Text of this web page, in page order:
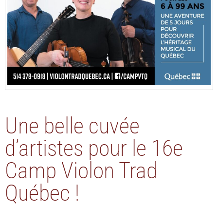
Une belle cuvée
d’artistes pour le 16e
Camp Violon Trad
Québec !